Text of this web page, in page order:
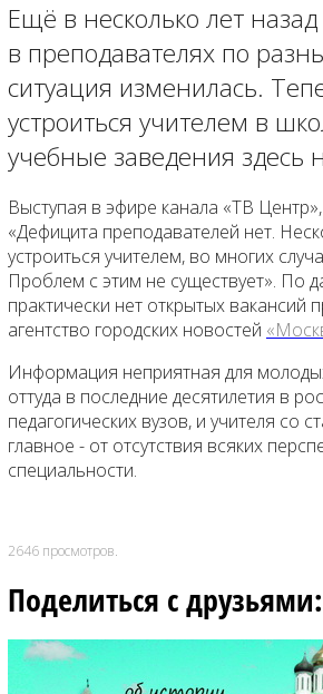
Ещё в несколько лет
в преподавателях по
ситуация изменилась.
устроиться учителем в
учебные заведения здесь
Выступая в эфире канала «ТВ
«Дефицита преподавателей нет.
устроиться учителем, во многих
Проблем с этим не существует». По
практически нет открытых вакансий
агентство городских новостей
Информация неприятная для
оттуда в последние десятилетия в
педагогических вузов, и учителя со
главное - от отсутствия всяких
специальности.
2646 просмотров.
Поделиться с друзьями: